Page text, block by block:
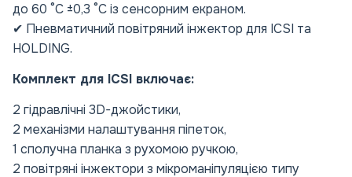
до 60 °C ±0,3 °C із сенсорним екраном.
✔ Пневматичний повітряний інжектор для ICSI та
HOLDING.
Комплект для ICSI включає:
2 гідравлічні 3D-джойстики,
2 механізми налаштування піпеток,
1 сполучна планка з рухомою ручкою,
2 повітряні інжектори з мікроманіпуляцією типу